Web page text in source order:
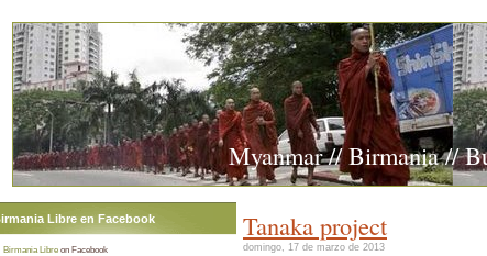
Myanmar // Birmania //
Tanaka project
domingo, 17 de marzo de 2013
Libre en Facebook
Birmania Libre on Facebook